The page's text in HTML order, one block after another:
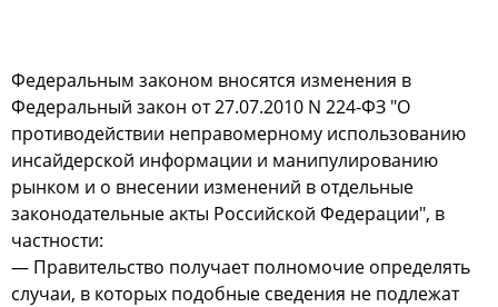
Федеральным законом вносятся изменения в
Федеральный закон от 27.07.2010 N 224-ФЗ "О
противодействии неправомерному использованию
инсайдерской информации и манипулированию
рынком и о внесении изменений в отдельные
законодательные акты Российской Федерации", в
частности:
— Правительство получает полномочие определять
случаи, в которых подобные сведения не подлежат